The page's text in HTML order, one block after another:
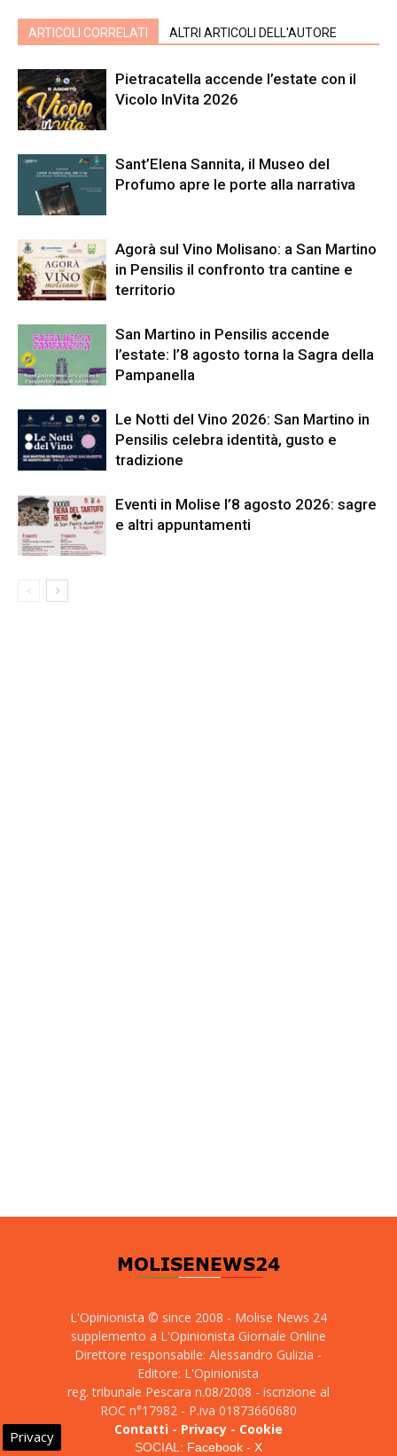
ARTICOLI CORRELATI ALTRI ARTICOLI DELL'AUTORE
Pietracatella accende l’estate con il
Vicolo InVita 2026
Sant’Elena Sannita, il Museo del
Profumo apre le porte alla narrativa
Agorà sul Vino Molisano: a San Martino
in Pensilis il confronto tra cantine e
territorio
San Martino in Pensilis accende
l’estate: l’8 agosto torna la Sagra della
Pampanella
Le Notti del Vino 2026: San Martino in
Pensilis celebra identità, gusto e
tradizione
Eventi in Molise l’8 agosto 2026: sagre
e altri appuntamenti
L'Opinionista © since 2008 - Molise News 24
supplemento a L'Opinionista Giornale Online
Direttore responsabile: Alessandro Gulizia -
Editore: L'Opinionista
reg. tribunale Pescara n.08/2008 - iscrizione al
ROC n°17982 - P.iva 01873660680
Contatti- Privacy- Cookie
SOCIAL: Facebook- X
Privacy